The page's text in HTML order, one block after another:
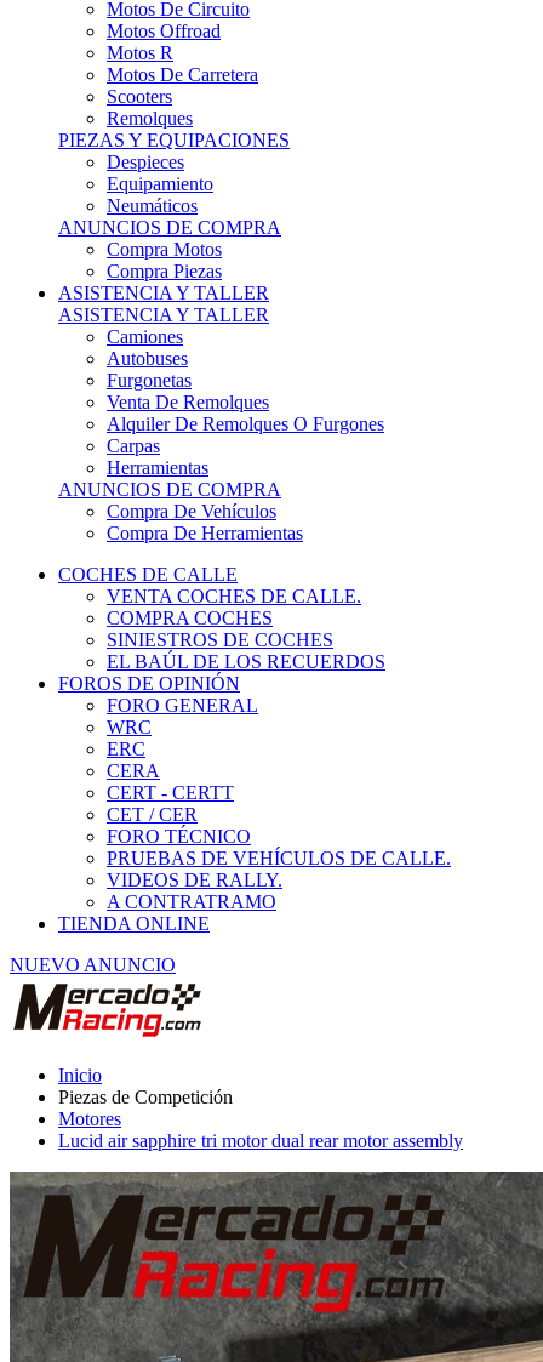
Motos R
Motos De Carretera
Scooters
Remolques
PIEZAS Y EQUIPACIONES
Despieces
Equipamiento
Neumáticos
ANUNCIOS DE COMPRA
Compra Motos
Compra Piezas
ASISTENCIA Y TALLER
ASISTENCIA Y TALLER
Camiones
Autobuses
Furgonetas
Venta De Remolques
Alquiler De Remolques O Furgones
Carpas
Herramientas
ANUNCIOS DE COMPRA
Compra De Vehículos
Compra De Herramientas
COCHES DE CALLE
VENTA COCHES DE CALLE.
COMPRA COCHES
SINIESTROS DE COCHES
EL BAÚL DE LOS RECUERDOS
FOROS DE OPINIÓN
FORO GENERAL
WRC
ERC
CERA
CERT - CERTT
CET / CER
FORO TÉCNICO
PRUEBAS DE VEHÍCULOS DE CALLE.
VIDEOS DE RALLY.
A CONTRATRAMO
TIENDA ONLINE
NUEVO ANUNCIO
Piezas de Competición
Motores
Lucid air sapphire tri motor dual rear motor assembly